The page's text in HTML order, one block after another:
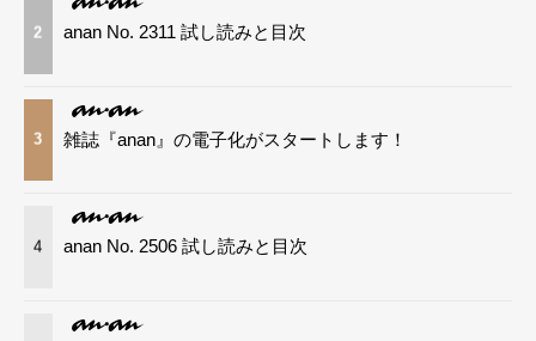
2 anan No. 2311 試し読みと目次
3 雑誌『anan』の電子化がスタートします！
4 anan No. 2506 試し読みと目次